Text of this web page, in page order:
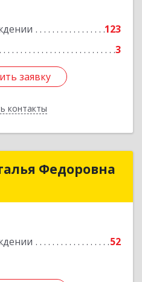
123
3
заявку
контакты
Подробнее
заявку
Федоровна
52
Федоровна
Подробнее